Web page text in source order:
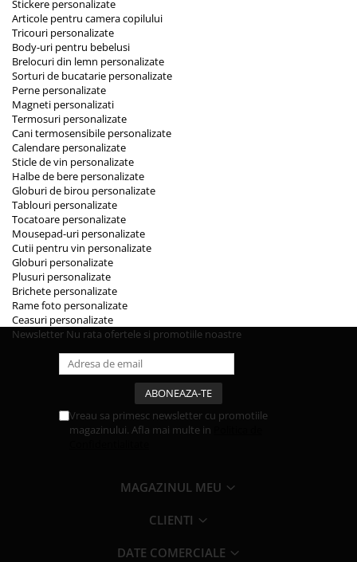
Stickere personalizate
Articole pentru camera copilului
Tricouri personalizate
Body-uri pentru bebelusi
Brelocuri din lemn personalizate
Sorturi de bucatarie personalizate
Perne personalizate
Magneti personalizati
Termosuri personalizate
Cani termosensibile personalizate
Calendare personalizate
Sticle de vin personalizate
Halbe de bere personalizate
Globuri de birou personalizate
Tablouri personalizate
Tocatoare personalizate
Mousepad-uri personalizate
Cutii pentru vin personalizate
Globuri personalizate
Plusuri personalizate
Brichete personalizate
Rame foto personalizate
Ceasuri personalizate
Newsletter Nu rata ofertele si promotiile noastre
Vreau sa primesc newsletter cu promotiile
magazinului. Afla mai multe in
MAGAZINUL MEU
CLIENTI
DATE COMERCIALE